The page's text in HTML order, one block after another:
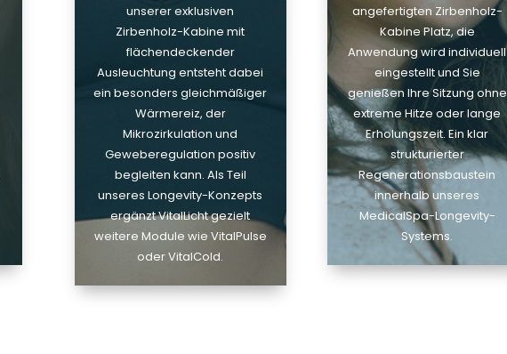
unserer exklusiven
Zirbenholz-Kabine mit
flächendeckender
Ausleuchtung entsteht dabei
ein besonders gleichmäßiger
Wärmereiz, der
Mikrozirkulation und
Geweberegulation positiv
begleiten kann. Als Teil
unseres Longevity-Konzepts
ergänzt VitalLicht gezielt
weitere Module wie VitalPulse
oder VitalCold.
angefertigten Zirbenholz-
Kabine Platz, die
Anwendung wird individuell
eingestellt und Sie
genießen Ihre Sitzung ohne
extreme Hitze oder lange
Erholungszeit. Ein klar
strukturierter
Regenerationsbaustein
innerhalb unseres
MedicalSpa-Longevity-
Systems.